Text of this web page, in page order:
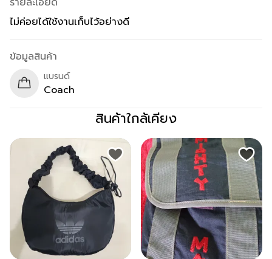
ไม่ค่อยได้ใช้งานเก็บไว้อย่างดี
ข้อมูลสินค้า
แบรนด์
Coach
สินค้าใกล้เคียง